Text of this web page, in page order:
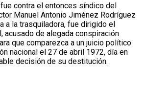
contra el entonces síndico del
Manuel Antonio Jiménez Rodríguez
a la trasquiladora, fue dirigido el
acusado de alegada conspiración
que comparezca a un juicio político
nacional el 27 de abril 1972, día en
decisión de su destitución.